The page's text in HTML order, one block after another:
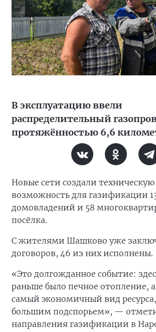
В эксплуатацию ввели
распределительный
протяжённостью 6,6
Новые сети создали техническую
возможность для газификации
домовладений и 58
посёлка.
С жителями Шашково уже
договоров, 46 из них исполнены.
«Это долгожданное событие:
раньше было печное отопление,
самый экономичный вид
большим подспорьем», —
направления газификации в